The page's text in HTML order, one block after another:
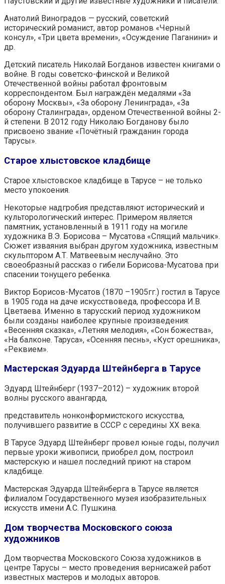
Анатолий Виноградов — русский, советский
исторический романист, автор романов «Черный
консул», «Три цвета времени», «Осуждение Паганини» и
др.
Детский писатель Николай Богданов известен книгами о
войне. В годы советско-финской и Великой
Отечественной войны работал фронтовым
корреспондентом. Был награждён медалями «За
оборону Москвы», «За оборону Ленинграда», «За
оборону Сталинграда», орденом Отечественной войны 2-
й степени. В 2012 году Николаю Богданову было
присвоено звание «Почётный гражданин города
Тарусы».
Старое хлыстовское кладбище
Старое хлыстовское кладбище в Тарусе – не только
место упокоения.
Некоторые надгробия представляют исторический и
культорологический интерес. Примером является
памятник, установленный в 1911 году на могиле
художника В.Э. Борисова – Мусатова «Спящий мальчик».
Сюжет изваяния выбран другом художника, известным
скульптором А.Т. Матвеевым неслучайно. Это
своеобразный рассказ о гибели Борисова-Мусатова при
спасении тонущего ребенка.
Виктор Борисов-Мусатов (1870 –1905гг.) гостил в Тарусе
в 1905 года на даче искусствоведа, профессора И.В.
Цветаева. Именно в тарусский период художником
были созданы наиболее крупные произведения:
«Весенняя сказка», «Летняя мелодия», «Сон божества»,
«На балконе. Таруса», «Осенняя песнь», «Куст орешника»,
«Реквием».
Мастерская Эдуарда Штейнберга в Тарусе
Эдуард Штейнберг (1937–2012) – художник второй
волны русского авангарда,
представитель нонконформистского искусства,
получившего развитие в СССР с середины XX века.
В Тарусе Эдуард Штейнберг провел юные годы, получил
первые уроки живописи, приобрел дом, построил
мастерскую и нашел последний приют на старом
кладбище.
Мастерская Эдуарда Штейнберга в Тарусе является
филиалом Государственного музея изобразительных
искусств имени А.С. Пушкина.
Дом творчества Московского союза
художников
Дом творчества Московского Союза художников в
центре Тарусы – место проведения вернисажей работ
известных мастеров и молодых авторов.